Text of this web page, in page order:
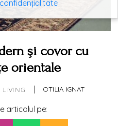
şi covor cu
orientale
LIVING | OTILIA IGNAT
articolul pe: